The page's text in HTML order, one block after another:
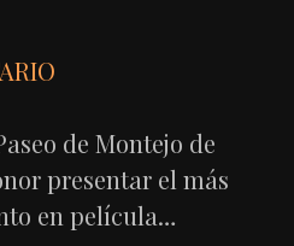
de Montejo de
presentar el más
en película…